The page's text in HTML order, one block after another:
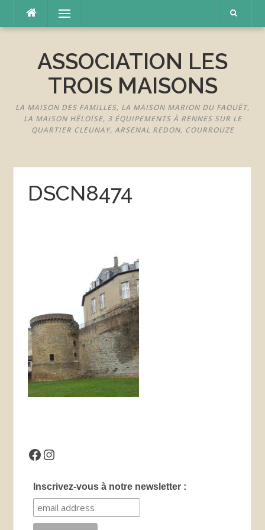
contenu
Menu
ASSOCIATION LES
TROIS MAISONS
LA MAISON DES FAMILLES, LA MAISON MARION DU FAOUËT,
LA MAISON HÉLOÏSE, 3 ÉQUIPEMENTS À RENNES SUR LE
QUARTIER CLEUNAY, ARSENAL REDON, COURROUZE
DSCN8474
Facebook
Instagram
Inscrivez-vous à notre newsletter :